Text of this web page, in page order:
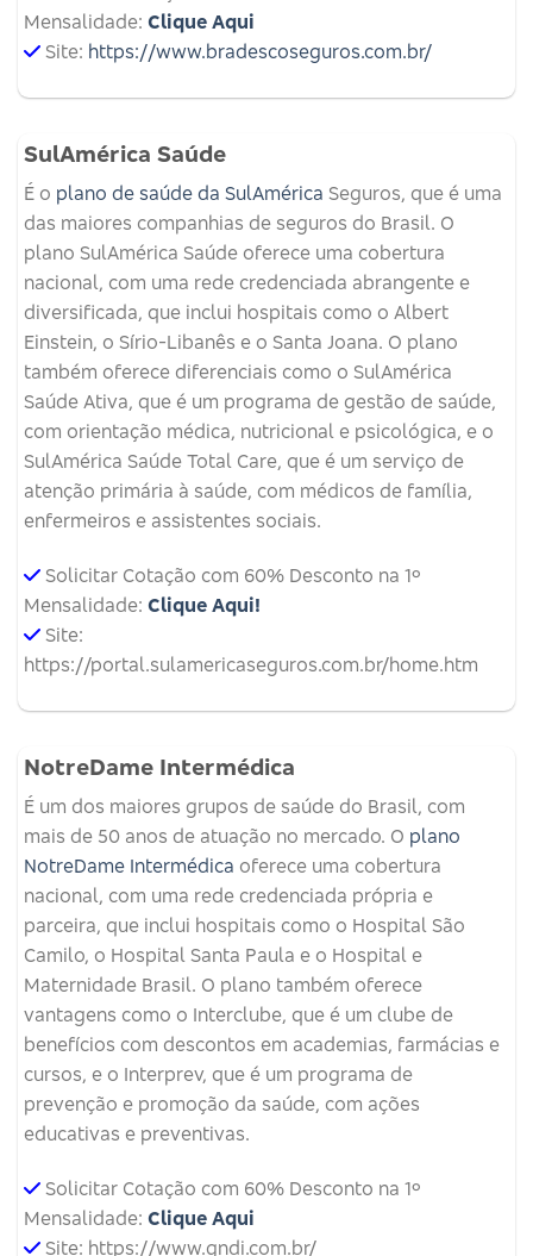
Mensalidade: Clique Aqui
Site: https://www.bradescoseguros.com.br/
SulAmérica Saúde
É o plano de saúde da SulAmérica Seguros, que é uma
das maiores companhias de seguros do Brasil. O
plano SulAmérica Saúde oferece uma cobertura
nacional, com uma rede credenciada abrangente e
diversificada, que inclui hospitais como o Albert
Einstein, o Sírio-Libanês e o Santa Joana. O plano
também oferece diferenciais como o SulAmérica
Saúde Ativa, que é um programa de gestão de saúde,
com orientação médica, nutricional e psicológica, e o
SulAmérica Saúde Total Care, que é um serviço de
atenção primária à saúde, com médicos de família,
enfermeiros e assistentes sociais.
Solicitar Cotação com 60% Desconto na 1º
Mensalidade: Clique Aqui!
Site:
https://portal.sulamericaseguros.com.br/home.htm
NotreDame Intermédica
É um dos maiores grupos de saúde do Brasil, com
mais de 50 anos de atuação no mercado. O plano
NotreDame Intermédica oferece uma cobertura
nacional, com uma rede credenciada própria e
parceira, que inclui hospitais como o Hospital São
Camilo, o Hospital Santa Paula e o Hospital e
Maternidade Brasil. O plano também oferece
vantagens como o Interclube, que é um clube de
benefícios com descontos em academias, farmácias e
cursos, e o Interprev, que é um programa de
prevenção e promoção da saúde, com ações
educativas e preventivas.
Solicitar Cotação com 60% Desconto na 1º
Mensalidade: Clique Aqui
Site: https://www.gndi.com.br/